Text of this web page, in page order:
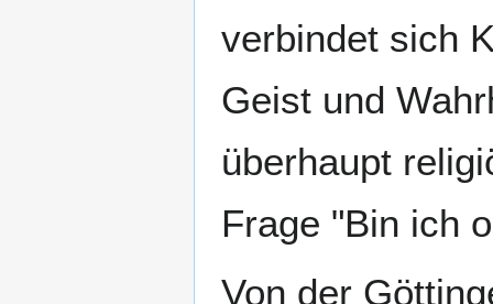
verbindet sich
Geist und
überhaupt
Frage "Bin ich
Von der